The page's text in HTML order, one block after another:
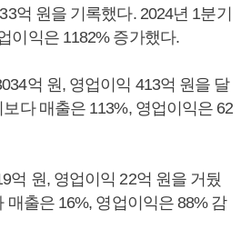
억 원을 기록했다. 2024년 1분기
이익은 1182% 증가했다.
억 원, 영업이익 413억 원을 달
다 매출은 113%, 영업이익은 62
억 원, 영업이익 22억 원을 거뒀
매출은 16%, 영업이익은 88% 감